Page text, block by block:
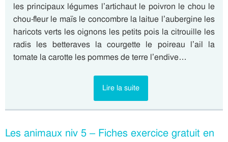
les principaux légumes l’artichaut le poivron le chou le
chou-fleur le maïs le concombre la laitue l’aubergine les
haricots verts les oignons les petits pois la citrouille les
radis les betteraves la courgette le poireau l’ail la
tomate la carotte les pommes de terre l’endive…
Lire la suite
Les animaux niv 5 – Fiches exercice gratuit en